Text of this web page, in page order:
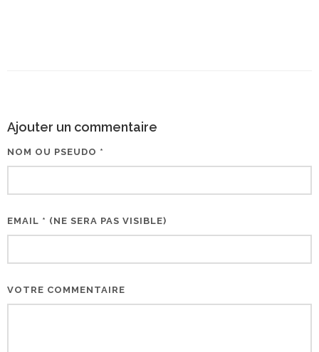
Ajouter un commentaire
NOM OU PSEUDO *
EMAIL * (NE SERA PAS VISIBLE)
VOTRE COMMENTAIRE